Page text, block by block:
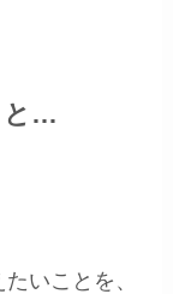
と…
いことを、